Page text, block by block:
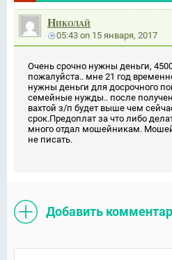
Николай
05:43on15 января, 2017
Очень срочно нужны деньги,
пожалуйста.. мне 21 год
нужны деньги для досрочного
семейные нужды.. после
вахтой з/п будет выше чем
срок.Предоплат за что либо
много отдал мошейникам.
не писать.
Добавить